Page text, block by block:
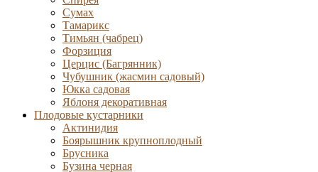
Сумах
Тамарикс
Тимьян (чабрец)
Форзиция
Церцис (Багрянник)
Чубушник (жасмин садовый)
Юкка садовая
Яблоня декоративная
Плодовые кустарники
Актинидия
Боярышник крупноплодный
Брусника
Бузина черная